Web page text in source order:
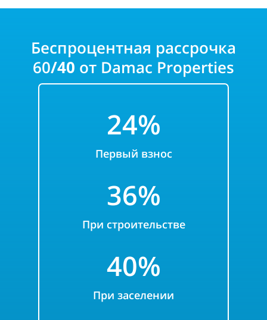
Беспроцентная рассрочка
60/40 от Damac Properties
24%
Первый взнос
36%
При строительстве
40%
При заселении